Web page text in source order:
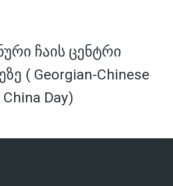
ჩაის ცენტრი
( Georgian-Chinese
Day)